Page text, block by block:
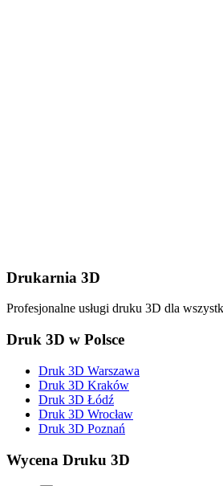
Drukarnia 3D
Profesjonalne usługi druku 3D dla
Druk 3D w Polsce
Druk 3D Warszawa
Druk 3D Kraków
Druk 3D Łódź
Druk 3D Wrocław
Druk 3D Poznań
Wycena Druku 3D